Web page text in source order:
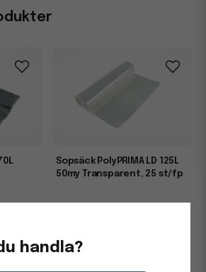
+
Sopsäck PolyPRIMA LD 125L
50my Transparent, 25 st/fp
-
handla?